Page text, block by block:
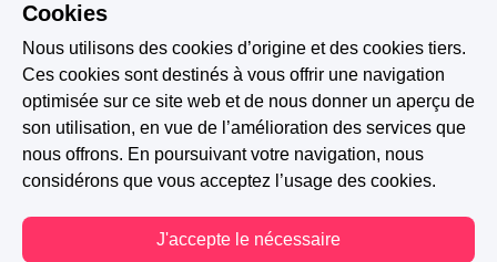
Cookies
Nous utilisons des cookies d’origine et des cookies tiers.
Ces cookies sont destinés à vous offrir une navigation
optimisée sur ce site web et de nous donner un aperçu de
son utilisation, en vue de l’amélioration des services que
nous offrons. En poursuivant votre navigation, nous
considérons que vous acceptez l’usage des cookies.
J'accepte le nécessaire